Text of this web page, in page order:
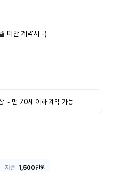
미만 계약시 -)
~ 만 70세 이하 계약 가능
자손 1,500만원